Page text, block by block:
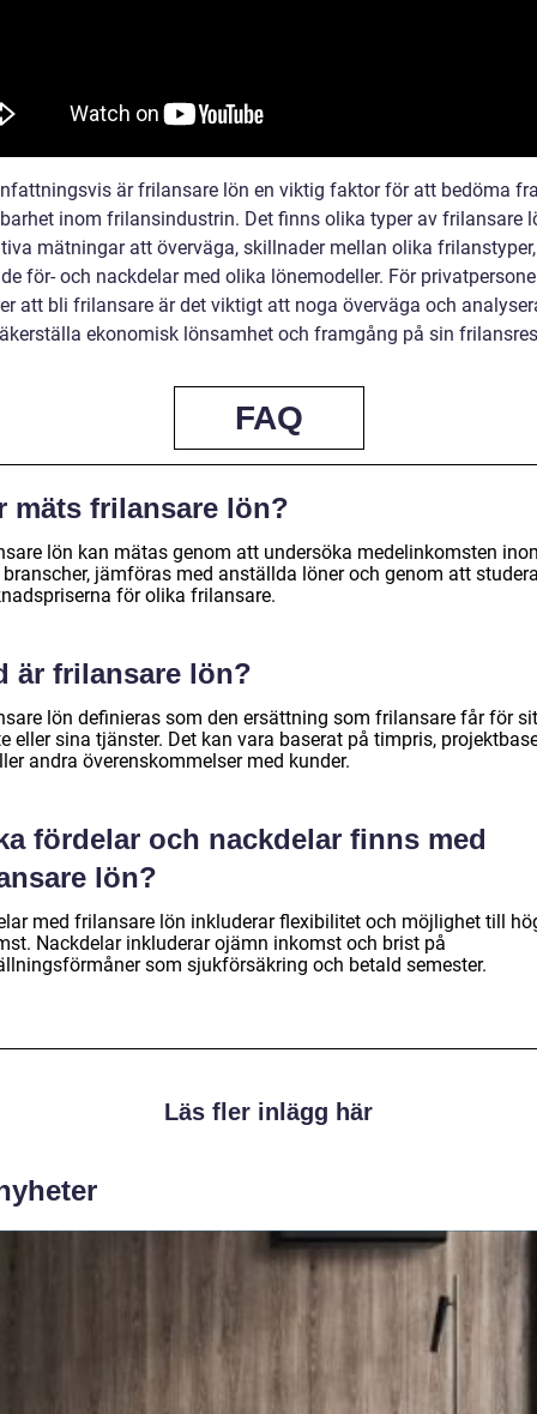
är frilansare lön en viktig faktor för att bedöma
inom frilansindustrin. Det finns olika typer av frilansare
mätningar att överväga, skillnader mellan olika
för- och nackdelar med olika lönemodeller. För
att bli frilansare är det viktigt att noga överväga och
ekonomisk lönsamhet och framgång på sin
FAQ
mäts frilansare lön?
lön kan mätas genom att undersöka medelinkomsten
jämföras med anställda löner och genom att
för olika frilansare.
är frilansare lön?
lön definieras som den ersättning som frilansare får för
eller sina tjänster. Det kan vara baserat på timpris,
andra överenskommelser med kunder.
fördelar och nackdelar finns med
lön?
med frilansare lön inkluderar flexibilitet och möjlighet till
Nackdelar inkluderar ojämn inkomst och brist på
som sjukförsäkring och betald semester.
Läs fler inlägg här